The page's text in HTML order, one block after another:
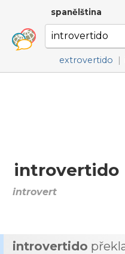
spanělština
extrovertido |
introvertido
introvert
introvertido